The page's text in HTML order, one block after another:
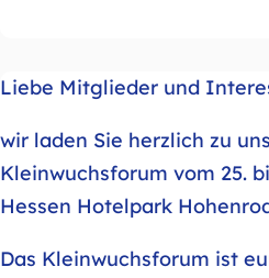
Liebe Mitglieder und
wir laden Sie herzlich zu
Kleinwuchsforum vom 25.
Hessen Hotelpark
Das Kleinwuchsforum ist